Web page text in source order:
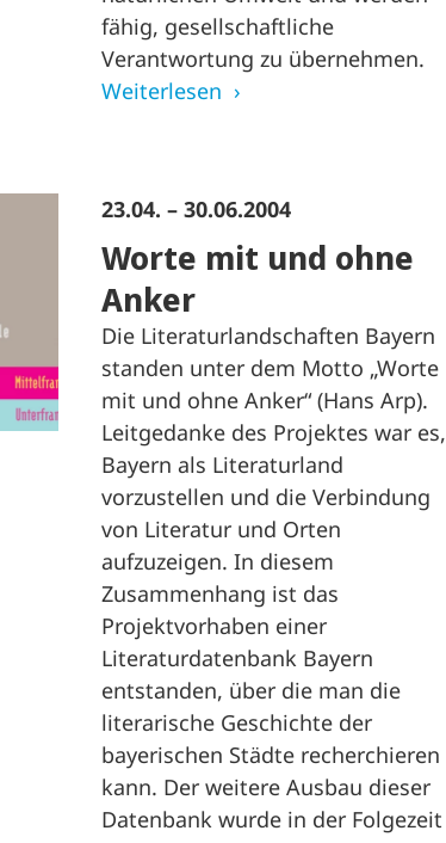
fähig, gesellschaftliche
Verantwortung zu übernehmen.
Weiterlesen
23.04. – 30.06.2004
Worte mit und ohne
Anker
Die Literaturlandschaften Bayern
standen unter dem Motto „Worte
mit und ohne Anker“ (Hans Arp).
Leitgedanke des Projektes war es,
Bayern als Literaturland
vorzustellen und die Verbindung
von Literatur und Orten
aufzuzeigen. In diesem
Zusammenhang ist das
Projektvorhaben einer
Literaturdatenbank Bayern
entstanden, über die man die
literarische Geschichte der
bayerischen Städte recherchieren
kann. Der weitere Ausbau dieser
Datenbank wurde in der Folgezeit